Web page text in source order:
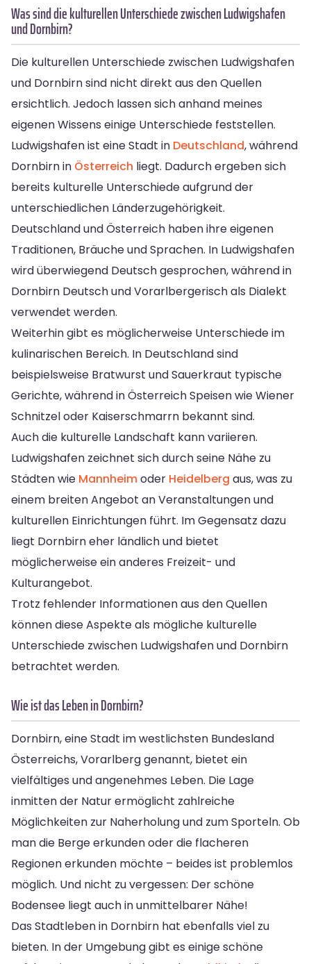
Was sind die kulturellen Unterschiede zwischen Ludwigshafen
und Dornbirn?
Die kulturellen Unterschiede zwischen Ludwigshafen
und Dornbirn sind nicht direkt aus den Quellen
ersichtlich. Jedoch lassen sich anhand meines
eigenen Wissens einige Unterschiede feststellen.
Ludwigshafen ist eine Stadt in Deutschland, während
Dornbirn in Österreich liegt. Dadurch ergeben sich
bereits kulturelle Unterschiede aufgrund der
unterschiedlichen Länderzugehörigkeit.
Deutschland und Österreich haben ihre eigenen
Traditionen, Bräuche und Sprachen. In Ludwigshafen
wird überwiegend Deutsch gesprochen, während in
Dornbirn Deutsch und Vorarlbergerisch als Dialekt
verwendet werden.
Weiterhin gibt es möglicherweise Unterschiede im
kulinarischen Bereich. In Deutschland sind
beispielsweise Bratwurst und Sauerkraut typische
Gerichte, während in Österreich Speisen wie Wiener
Schnitzel oder Kaiserschmarrn bekannt sind.
Auch die kulturelle Landschaft kann variieren.
Ludwigshafen zeichnet sich durch seine Nähe zu
Städten wie Mannheimoder Heidelberg aus, was zu
einem breiten Angebot an Veranstaltungen und
kulturellen Einrichtungen führt. Im Gegensatz dazu
liegt Dornbirn eher ländlich und bietet
möglicherweise ein anderes Freizeit- und
Kulturangebot.
Trotz fehlender Informationen aus den Quellen
können diese Aspekte als mögliche kulturelle
Unterschiede zwischen Ludwigshafen und Dornbirn
betrachtet werden.
Wie ist das Leben in Dornbirn?
Dornbirn, eine Stadt im westlichsten Bundesland
Österreichs, Vorarlberg genannt, bietet ein
vielfältiges und angenehmes Leben. Die Lage
inmitten der Natur ermöglicht zahlreiche
Möglichkeiten zur Naherholung und zum Sporteln. Ob
man die Berge erkunden oder die flacheren
Regionen erkunden möchte – beides ist problemlos
möglich. Und nicht zu vergessen: Der schöne
Bodensee liegt auch in unmittelbarer Nähe!
Das Stadtleben in Dornbirn hat ebenfalls viel zu
bieten. In der Umgebung gibt es einige schöne